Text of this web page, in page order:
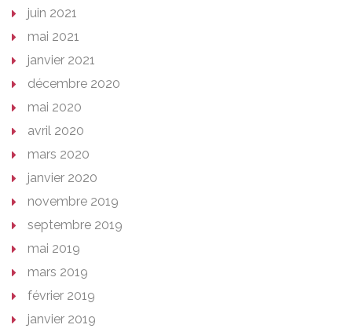
juin 2021
mai 2021
janvier 2021
décembre 2020
mai 2020
avril 2020
mars 2020
janvier 2020
novembre 2019
septembre 2019
mai 2019
mars 2019
février 2019
janvier 2019